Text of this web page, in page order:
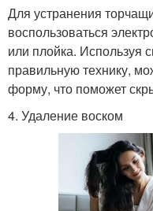
Для устранения
воспользоваться
или плойка. Используя
правильную технику,
форму, что поможет
4. Удаление воском